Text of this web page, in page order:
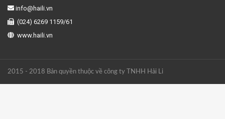
info@haili.vn
(024) 6269 1159/61
www.haili.vn
2015 - 2018 Bản quyền thuộc về công ty TNHH Hải Li